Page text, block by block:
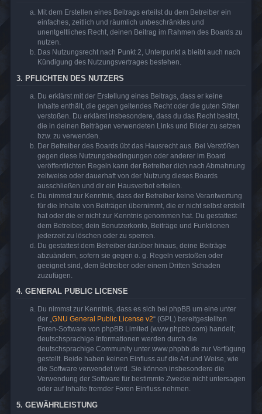
Mit dem Erstellen eines Beitrags erteilst du dem Betreiber ein
einfaches, zeitlich und räumlich unbeschränktes und
unentgeltliches Recht, deinen Beitrag im Rahmen des Boards zu
nutzen.
Das Nutzungsrecht nach Punkt 2, Unterpunkt a bleibt auch nach
Kündigung des Nutzungsvertrages bestehen.
3. PFLICHTEN DES NUTZERS
Du erklärst mit der Erstellung eines Beitrags, dass er keine
Inhalte enthält, die gegen geltendes Recht oder die guten Sitten
verstoßen. Du erklärst insbesondere, dass du das Recht besitzt,
die in deinen Beiträgen verwendeten Links und Bilder zu setzen
bzw. zu verwenden.
Der Betreiber des Boards übt das Hausrecht aus. Bei Verstößen
gegen diese Nutzungsbedingungen oder anderer im Board
veröffentlichten Regeln kann der Betreiber dich nach Abmahnung
zeitweise oder dauerhaft von der Nutzung dieses Boards
ausschließen und dir ein Hausverbot erteilen.
Du nimmst zur Kenntnis, dass der Betreiber keine Verantwortung
für die Inhalte von Beiträgen übernimmt, die er nicht selbst erstellt
hat oder die er nicht zur Kenntnis genommen hat. Du gestattest
dem Betreiber, dein Benutzerkonto, Beiträge und Funktionen
jederzeit zu löschen oder zu sperren.
Du gestattest dem Betreiber darüber hinaus, deine Beiträge
abzuändern, sofern sie gegen o. g. Regeln verstoßen oder
geeignet sind, dem Betreiber oder einem Dritten Schaden
zuzufügen.
4. GENERAL PUBLIC LICENSE
Du nimmst zur Kenntnis, dass es sich bei phpBB um eine unter
der „GNU General Public License v2“ (GPL) bereitgestellten
Foren-Software von phpBB Limited (www.phpbb.com) handelt;
deutschsprachige Informationen werden durch die
deutschsprachige Community unter www.phpbb.de zur Verfügung
gestellt. Beide haben keinen Einfluss auf die Art und Weise, wie
die Software verwendet wird. Sie können insbesondere die
Verwendung der Software für bestimmte Zwecke nicht untersagen
oder auf Inhalte fremder Foren Einfluss nehmen.
5. GEWÄHRLEISTUNG